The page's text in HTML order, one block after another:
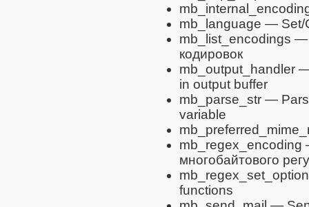
mb_language — Set/
mb_list_encodings —
кодировок
mb_output_handler —
in output buffer
mb_parse_str —
variable
mb_regex_encoding
многобайтового
functions